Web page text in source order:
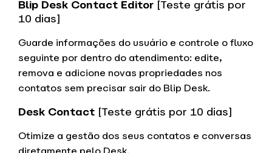
Blip Desk Contact Editor [Teste grátis por
10 dias]
Guarde informações do usuário e controle o fluxo
seguinte por dentro do atendimento: edite,
remova e adicione novas propriedades nos
contatos sem precisar sair do Blip Desk.
Desk Contact [Teste grátis por 10 dias]
Otimize a gestão dos seus contatos e conversas